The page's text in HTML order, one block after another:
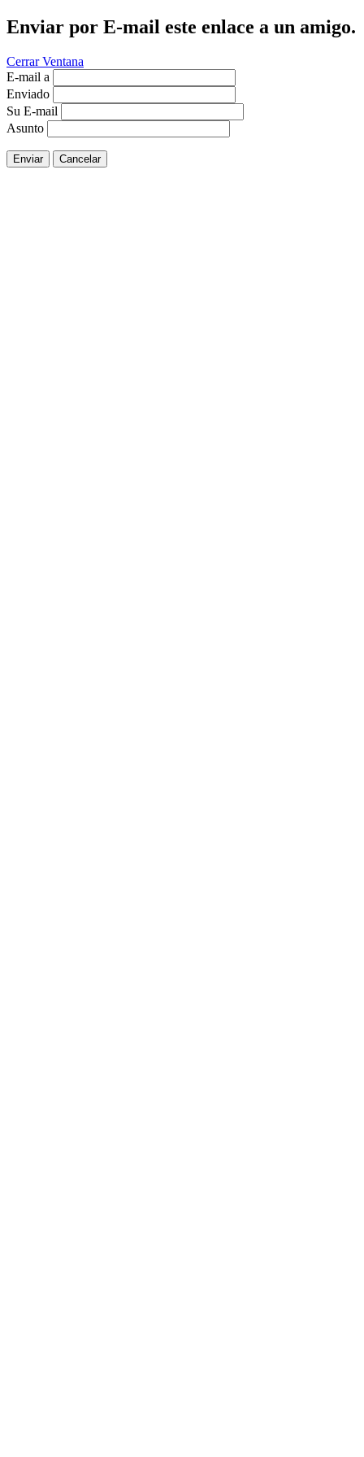
Enviar por E-mail este enlace a un amigo.
Cerrar Ventana
E-mail a
Enviado
Su E-mail
Asunto
Enviar Cancelar